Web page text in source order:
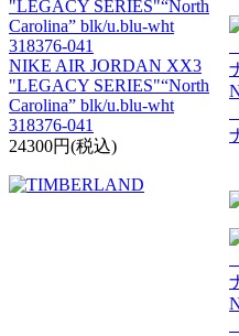
NIKE AIR JORDAN XX3
"LEGACY SERIES"“North
Carolina” blk/u.blu-wht
318376-041
24300円(税込)